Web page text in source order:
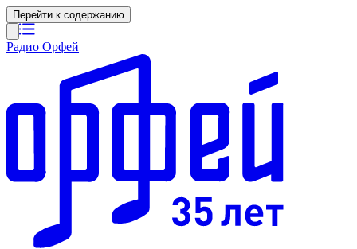
Перейти к содержанию
Радио Орфей